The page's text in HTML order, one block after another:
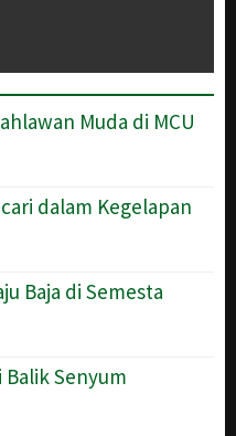
Muda di MCU
dalam Kegelapan
Baja di Semesta
Balik Senyum